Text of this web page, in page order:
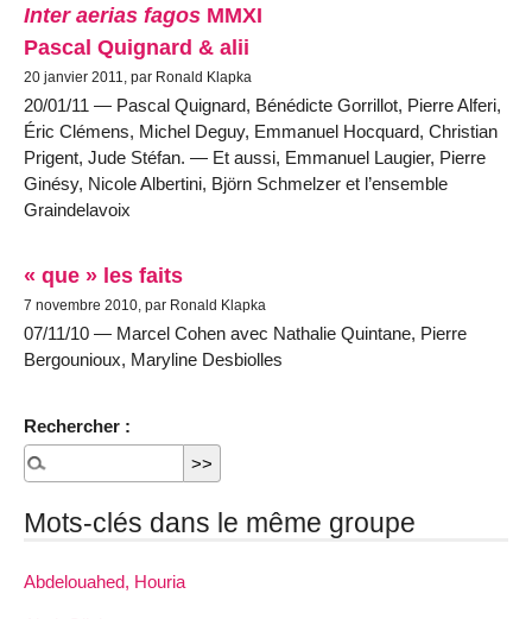
Inter aerias fagos MMXI
Pascal Quignard & alii
20 janvier 2011, par Ronald Klapka
20/01/11 — Pascal Quignard, Bénédicte Gorrillot, Pierre Alferi,
Éric Clémens, Michel Deguy, Emmanuel Hocquard, Christian
Prigent, Jude Stéfan. — Et aussi, Emmanuel Laugier, Pierre
Ginésy, Nicole Albertini, Björn Schmelzer et l’ensemble
Graindelavoix
« que » les faits
7 novembre 2010, par Ronald Klapka
07/11/10 — Marcel Cohen avec Nathalie Quintane, Pierre
Bergounioux, Maryline Desbiolles
Rechercher :
Mots-clés dans le même groupe
Abdelouahed, Houria